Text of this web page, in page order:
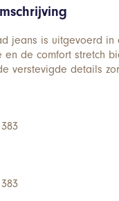
jeans is uitgevoerd
en de comfort stretch
verstevigde details